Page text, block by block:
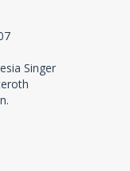
Singer